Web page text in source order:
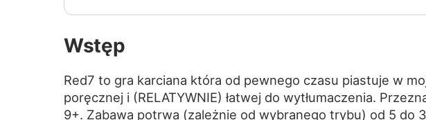
Wstęp
Red7 to gra karciana która od pewnego czasu piastuje w
poręcznej i (RELATYWNIE) łatwej do wytłumaczenia.
9+. Zabawa potrwa (zależnie od wybranego trybu) od 5 do